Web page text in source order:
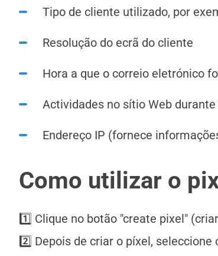
Tipo de cliente utilizado, por
Resolução do ecrã do cliente
Hora a que o correio eletrónico
Actividades no sítio Web
Endereço IP (fornece
Como utilizar o
1️⃣ Clique no botão "create pixel"
2️⃣ Depois de criar o píxel,